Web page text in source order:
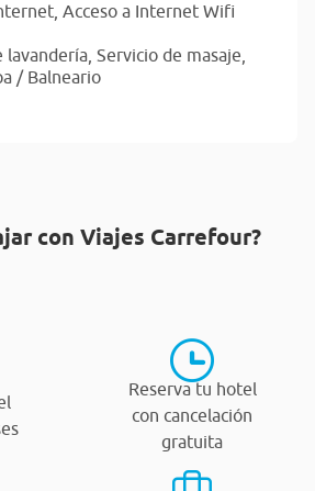
Acceso a Internet Wifi
lavandería, Servicio de masaje,
/ Balneario
con Viajes Carrefour?
Reserva tu hotel
con cancelación
gratuita